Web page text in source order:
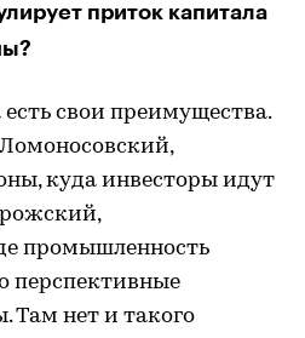
приток капитала
свои преимущества.
куда инвесторы идут
промышленность
перспективные
Там нет и такого